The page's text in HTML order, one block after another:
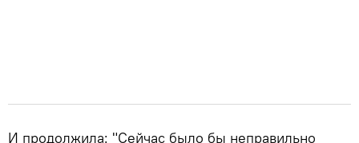
И продолжила: "Сейчас было бы неправильно